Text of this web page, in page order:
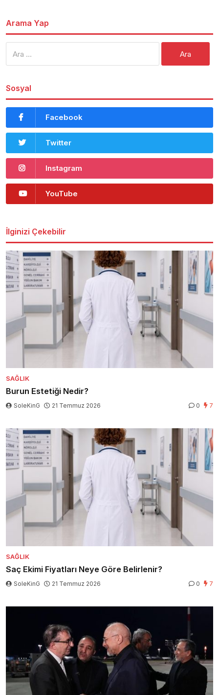
Arama Yap
Sosyal
Facebook
Twitter
Instagram
YouTube
İlginizi Çekebilir
SAĞLIK
Burun Estetiği Nedir?
SoleKinG 21 Temmuz 2026 0 7
SAĞLIK
Saç Ekimi Fiyatları Neye Göre Belirlenir?
SoleKinG 21 Temmuz 2026 0 7